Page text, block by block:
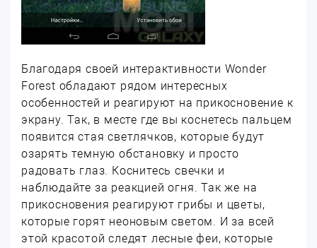
Благодаря своей интерактивности Wonder
Forest обладают рядом интересных
особенностей и реагируют на прикосновение к
экрану. Так, в месте где вы коснетесь пальцем
появится стая светлячков, которые будут
озарять темную обстановку и просто
радовать глаз. Коснитесь свечки и
наблюдайте за реакцией огня. Так же на
прикосновения реагируют грибы и цветы,
которые горят неоновым светом. И за всей
этой красотой следят лесные феи, которые